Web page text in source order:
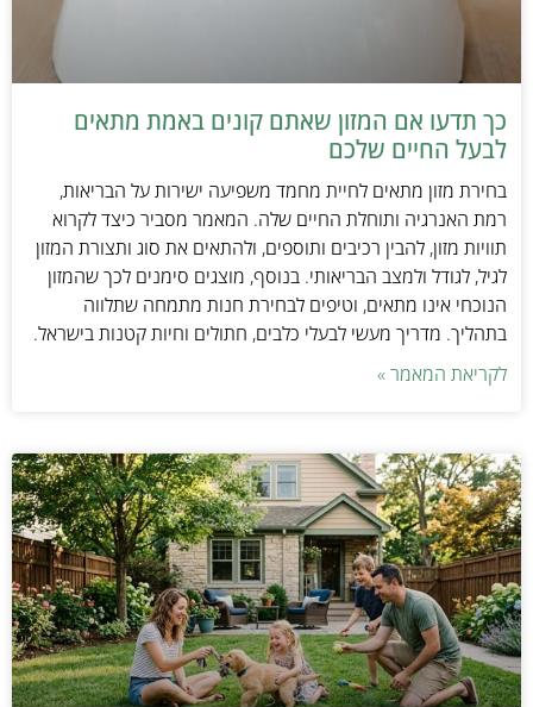
כך תדעו אם המזון שאתם קונים באמת מתאים
לבעל החיים שלכם
בחירת מזון מתאים לחיית מחמד משפיעה ישירות על הבריאות,
רמת האנרגיה ותוחלת החיים שלה. המאמר מסביר כיצד לקרוא
תוויות מזון, להבין רכיבים ותוספים, ולהתאים את סוג ותצורת המזון
לגיל, לגודל ולמצב הבריאותי. בנוסף, מוצגים סימנים לכך שהמזון
הנוכחי אינו מתאים, וטיפים לבחירת חנות מתמחה שתלווה
בתהליך. מדריך מעשי לבעלי כלבים, חתולים וחיות קטנות בישראל.
לקריאת המאמר »